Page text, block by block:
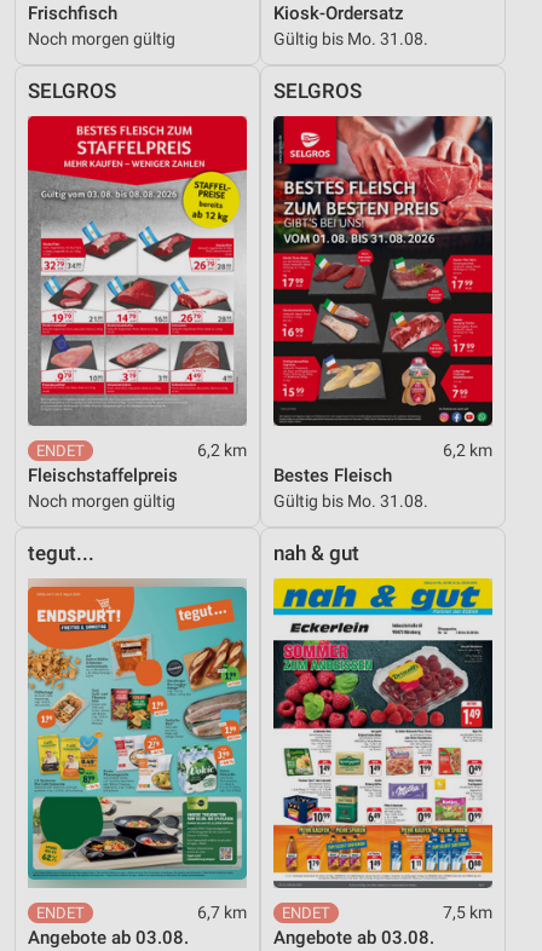
Frischfisch
Noch morgen gültig
Kiosk-Ordersatz
Gültig bis Mo. 31.08.
SELGROS
6,2 km
Fleischstaffelpreis
Noch morgen gültig
SELGROS
6,2 km
Bestes Fleisch
Gültig bis Mo. 31.08.
tegut...
6,7 km
Angebote ab 03.08.
nah & gut
7,5 km
Angebote ab 03.08.